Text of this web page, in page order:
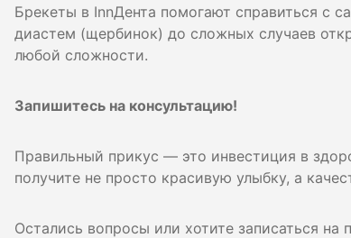
Брекеты в InnДента помогают справиться с
диастем (щербинок) до сложных случаев
любой сложности.
Запишитесь на консультацию!
Правильный прикус — это инвестиция в
получите не просто красивую улыбку, а
Остались вопросы или хотите записаться на